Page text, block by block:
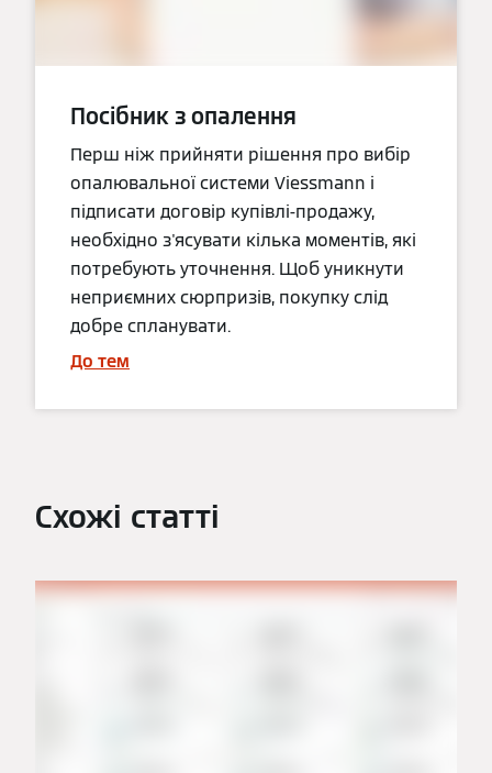
Посібник з опалення
Перш ніж прийняти рішення про вибір
опалювальної системи Viessmann і
підписати договір купівлі-продажу,
необхідно з'ясувати кілька моментів, які
потребують уточнення. Щоб уникнути
неприємних сюрпризів, покупку слід
добре спланувати.
До тем
Схожі статті